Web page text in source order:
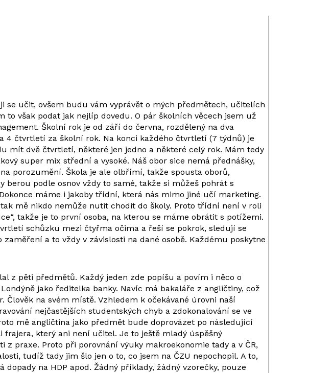
se učit, ovšem budu vám vyprávět o mých předmětech, učitelích
to však podat jak nejlíp dovedu. O pár školních věcech jsem už
Školní rok je od září do června, rozdělený na dva
4 čtvrtletí za školní rok. Na konci každého čtvrtletí (7 týdnů) je
mít dvě čtvrtletí, některé jen jedno a některé celý rok. Mám tedy
super mix střední a vysoké. Náš obor sice nemá přednášky,
porozumění. Škola je ale olbřímí, takže spousta oborů,
podle osnov vždy to samé, takže si můžeš pohrát s
máme i jakoby třídní, která nás mimo jiné učí marketing.
mě nikdo nemůže nutit chodit do školy. Proto třídní není v roli
takže je to první osoba, na kterou se máme obrátit s potížemi.
schůzku mezi čtyřma očima a řeší se pokrok, sledují se
a to vždy v závislosti na dané osobě. Každému poskytne
z pěti předmětů. Každý jeden zde popíšu a povím i něco o
jako ředitelka banky. Navíc má bakaláře z angličtiny, což
na svém místě. Vzhledem k očekávané úrovni naší
nejčastějších studentských chyb a zdokonalování se ve
mě angličtina jako předmět bude doprovázet po následující
který ani není učitel. Je to ještě mladý úspěšný
praxe. Proto při porovnání výuky makroekonomie tady a v ČR,
tudíž tady jim šlo jen o to, co jsem na ČZU nepochopil. A to,
na HDP apod. Žádný příklady, žádný vzorečky, pouze